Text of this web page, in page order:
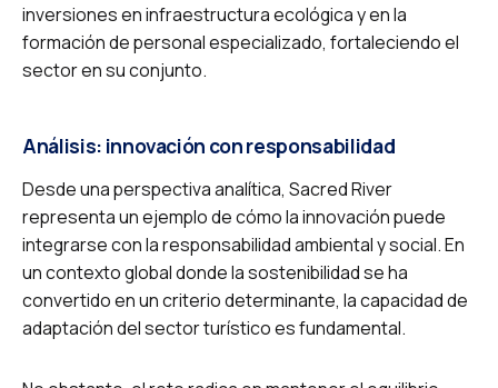
inversiones en infraestructura ecológica y en la
formación de personal especializado, fortaleciendo el
sector en su conjunto.
Análisis: innovación con responsabilidad
Desde una perspectiva analítica, Sacred River
representa un ejemplo de cómo la innovación puede
integrarse con la responsabilidad ambiental y social. En
un contexto global donde la sostenibilidad se ha
convertido en un criterio determinante, la capacidad de
adaptación del sector turístico es fundamental.